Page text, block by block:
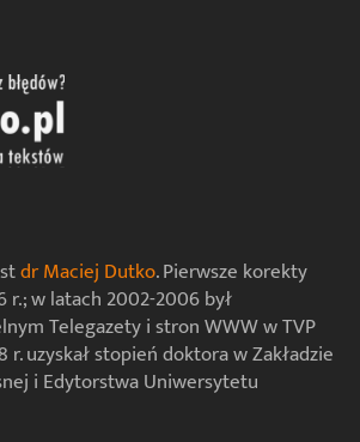
dr Maciej Dutko. Pierwsze korekty
r.; w latach 2002-2006 był
Telegazety i stron WWW w TVP
r. uzyskał stopień doktora w Zakładzie
i Edytorstwa Uniwersytetu